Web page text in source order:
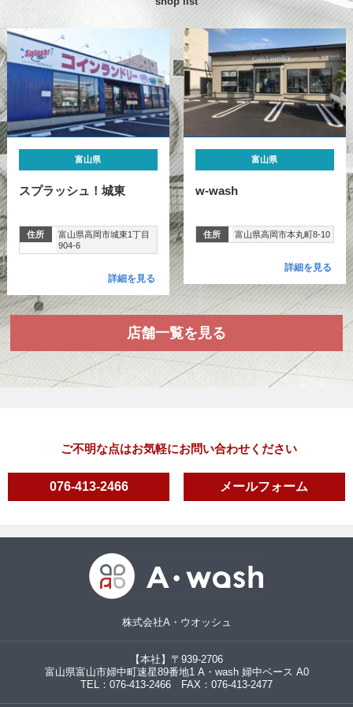
富山県
スプラッシュ！城東
住所
富山県高岡市城東1丁目
904-6
詳細を見る
富山県
w-wash
住所 富山県高岡市本丸町8-10
詳細を見る
店舗一覧を見る
ご不明な点はお気軽にお問い合わせください
076-413-2466 メールフォーム
株式会社A・ウオッシュ
【本社】〒939-2706
富山県富山市婦中町速星89番地1 A・wash 婦中ベース A0
TEL：076-413-2466 FAX：076-413-2477